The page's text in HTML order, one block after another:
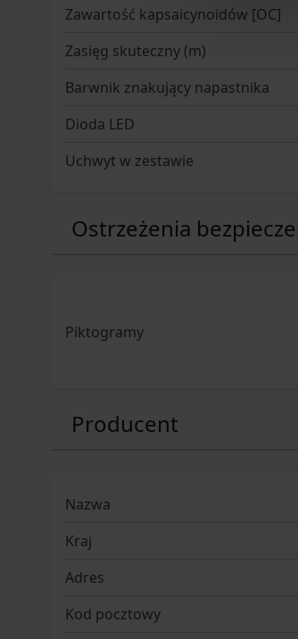
Zawartość kapsaicynoidów [OC]
Zasięg skuteczny (m)
Barwnik znakujący napastnika
Dioda LED
Uchwyt w zestawie
Ostrzeżenia
Piktogramy
Producent
Nazwa
Kraj
Adres
Kod pocztowy